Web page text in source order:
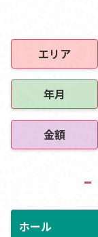
エリア
年月
金額
ホール